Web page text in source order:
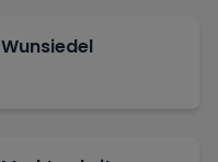
Wunsiedel